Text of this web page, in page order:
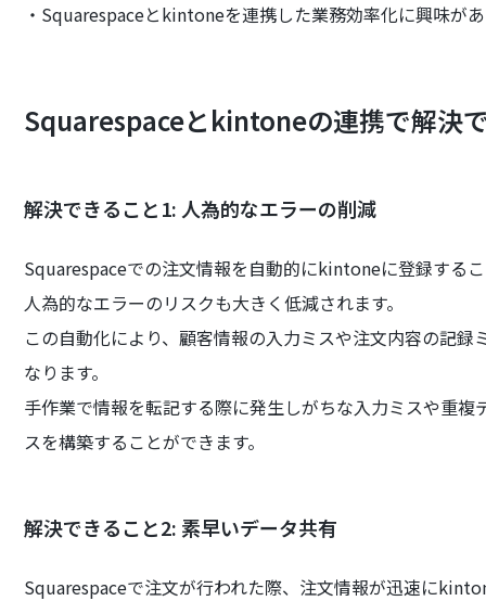
・Squarespaceとkintoneを連携した業務効率化に興味が
Squarespaceとkintoneの連携で解決
解決できること1: 人為的なエラーの削減
Squarespaceでの注文情報を自動的にkintoneに登録する
人為的なエラーのリスクも大きく低減されます。
この自動化により、顧客情報の入力ミスや注文内容の記
なります。
手作業で情報を転記する際に発生しがちな入力ミスや重
スを構築することができます。
解決できること2: 素早いデータ共有
Squarespaceで注文が行われた際、注文情報が迅速に